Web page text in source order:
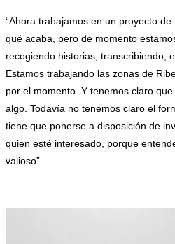
“Ahora trabajamos en un proyecto
qué acaba, pero de momento
recogiendo historias, transcribiendo,
Estamos trabajando las zonas de
por el momento. Y tenemos claro
algo. Todavía no tenemos claro el
tiene que ponerse a disposición de
quien esté interesado, porque
valioso”.